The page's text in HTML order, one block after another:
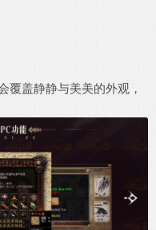
覆盖静静与美美的外观，